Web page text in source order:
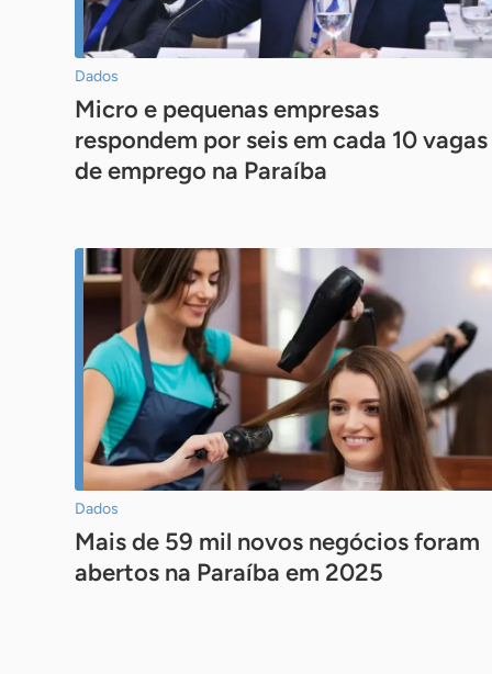
Dados
Micro e pequenas empresas
respondem por seis em cada 10 vagas
de emprego na Paraíba
Dados
Mais de 59 mil novos negócios foram
abertos na Paraíba em 2025